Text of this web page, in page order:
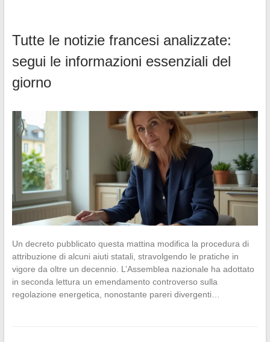
Tutte le notizie francesi analizzate:
segui le informazioni essenziali del
giorno
Un decreto pubblicato questa mattina modifica la procedura di
attribuzione di alcuni aiuti statali, stravolgendo le pratiche in
vigore da oltre un decennio. L’Assemblea nazionale ha adottato
in seconda lettura un emendamento controverso sulla
regolazione energetica, nonostante pareri divergenti…